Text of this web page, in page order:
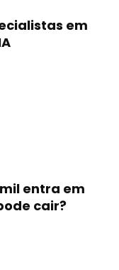
em
mil entra em
cair?